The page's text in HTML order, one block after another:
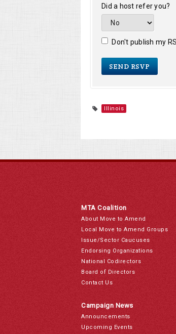
Did a host refer you?
Don't publish my
Illinois
MTA Coalition
About Move to Amend
Local Move to Amend Groups
Issue/Sector Caucuses
Endorsing Organizations
National Codirectors
Board of Directors
Contact Us
Campaign News
Announcements
Upcoming Events